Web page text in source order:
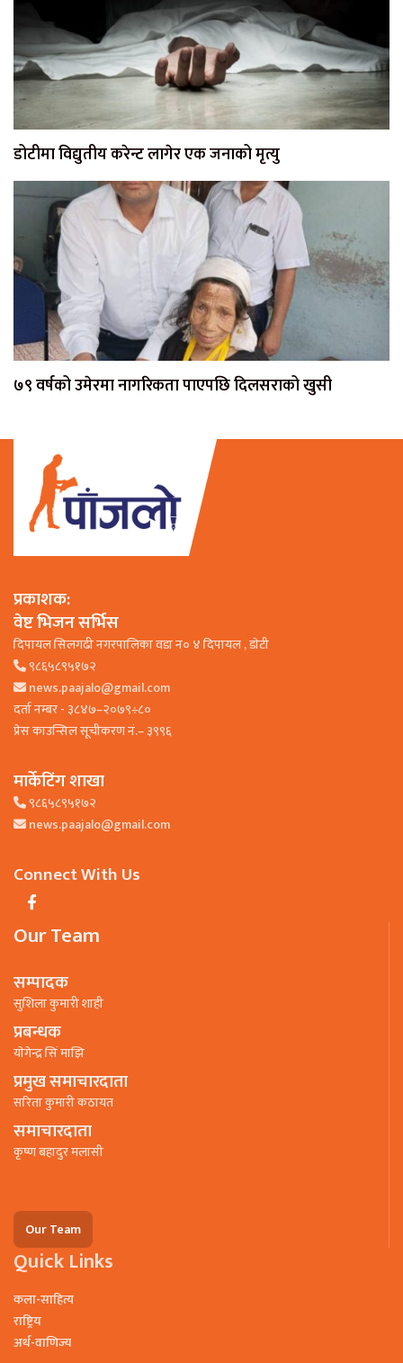
डोटीमा विद्युतीय करेन्ट लागेर एक जनाको मृत्यु
७९ वर्षको उमेरमा नागरिकता पाएपछि दिलसराको खुसी
प्रकाशक:
वेष्ट भिजन सर्भिस
दिपायल सिलगढी नगरपालिका वडा न० ४ दिपायल , डाेटी
९८६५८९५१७२
news.paajalo@gmail.com
दर्ता नम्बर - ३८४७–२०७९÷८०
प्रेस काउन्सिल सूचीकरण नं.– ३९९६
मार्केटिंग शाखा
९८६५८९५१७२
news.paajalo@gmail.com
Connect With Us
Our Team
सम्पादक
सुशिला कुमारी शाही
प्रबन्धक
याेगेन्द्र सिं माझि
प्रमुख समाचारदाता
सरिता कुमारी कठायत
समाचारदाता
कृष्ण बहादुर मलासी
Our Team
Quick Links
कला-साहित्य
राष्ट्रिय
अर्थ-वाणिज्य